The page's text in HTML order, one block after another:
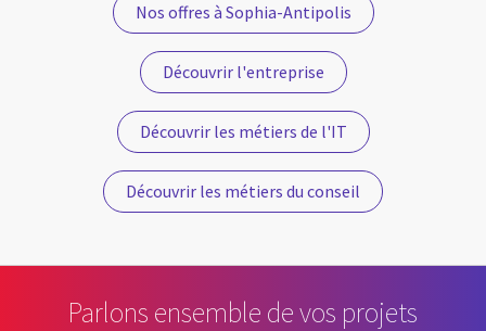
Nos offres à Sophia-Antipolis
Découvrir l'entreprise
Découvrir les métiers de l'IT
Découvrir les métiers du conseil
Parlons ensemble de vos projets